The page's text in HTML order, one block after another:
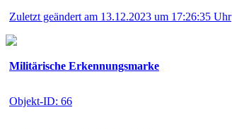
Zuletzt geändert am 13.12.2023 um 17:26:35 Uhr
Militärische Erkennungsmarke
Objekt-ID: 66